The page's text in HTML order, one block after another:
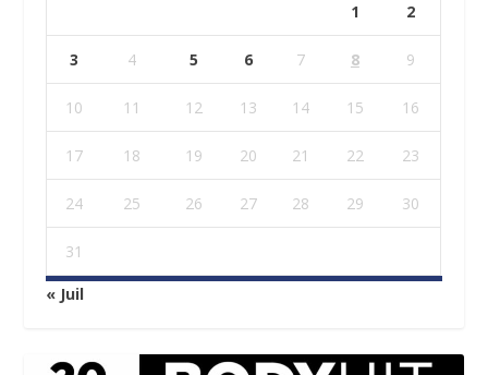
1 2
3 4 5 6 7 8 9
10 11 12 13 14 15 16
17 18 19 20 21 22 23
24 25 26 27 28 29 30
31
« Juil